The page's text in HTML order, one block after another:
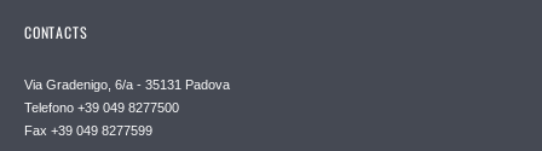
CONTACTS
Via Gradenigo, 6/a - 35131 Padova
Telefono +39 049 8277500
Fax +39 049 8277599